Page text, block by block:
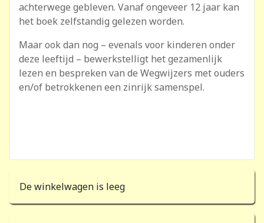
achterwege gebleven. Vanaf ongeveer 12 jaar kan
het boek zelfstandig gelezen worden.
Maar ook dan nog – evenals voor kinderen onder
deze leeftijd – bewerkstelligt het gezamenlijk
lezen en bespreken van de Wegwijzers met ouders
en/of betrokkenen een zinrijk samenspel.
De winkelwagen is leeg